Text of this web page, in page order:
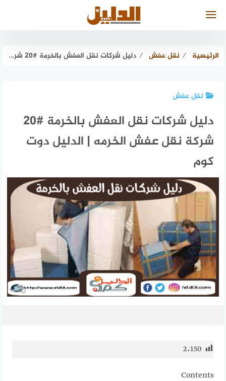
الرئيسية ⁄ نقل عفش ⁄ دليل شركات نقل العفش بالخرمة #20 شركة نقل عفش الخرمه | الدليل دوت كوم
نقل عفش
دليل شركات نقل العفش بالخرمة #20
شركة نقل عفش الخرمه | الدليل دوت
كوم
2٬150
Contents